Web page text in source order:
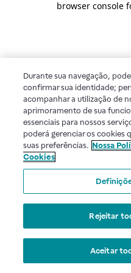
browser console
Durante sua navegação,
confirmar sua identidade;
acompanhar a utilização de
aprimoramento de sua
essenciais para nossos
poderá gerenciar os cookies
suas preferências. Nossa
Cookies
Rejeitar
Aceitar